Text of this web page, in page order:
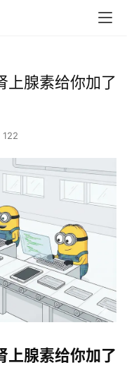
上腺素给你加了
122
上腺素给你加了